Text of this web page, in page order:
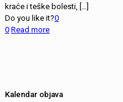
kraće i teške bolesti, […]
Do you like it?0
0 Read more
Kalendar objava